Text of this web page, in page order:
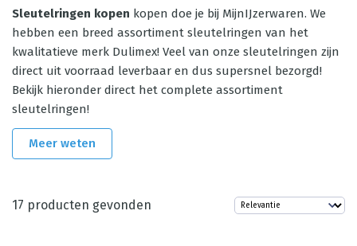
Sleutelringen kopen kopen doe je bij MijnIJzerwaren. We
hebben een breed assortiment sleutelringen van het
kwalitatieve merk Dulimex! Veel van onze sleutelringen zijn
direct uit voorraad leverbaar en dus supersnel bezorgd!
Bekijk hieronder direct het complete assortiment
sleutelringen!
Meer weten
17 producten gevonden